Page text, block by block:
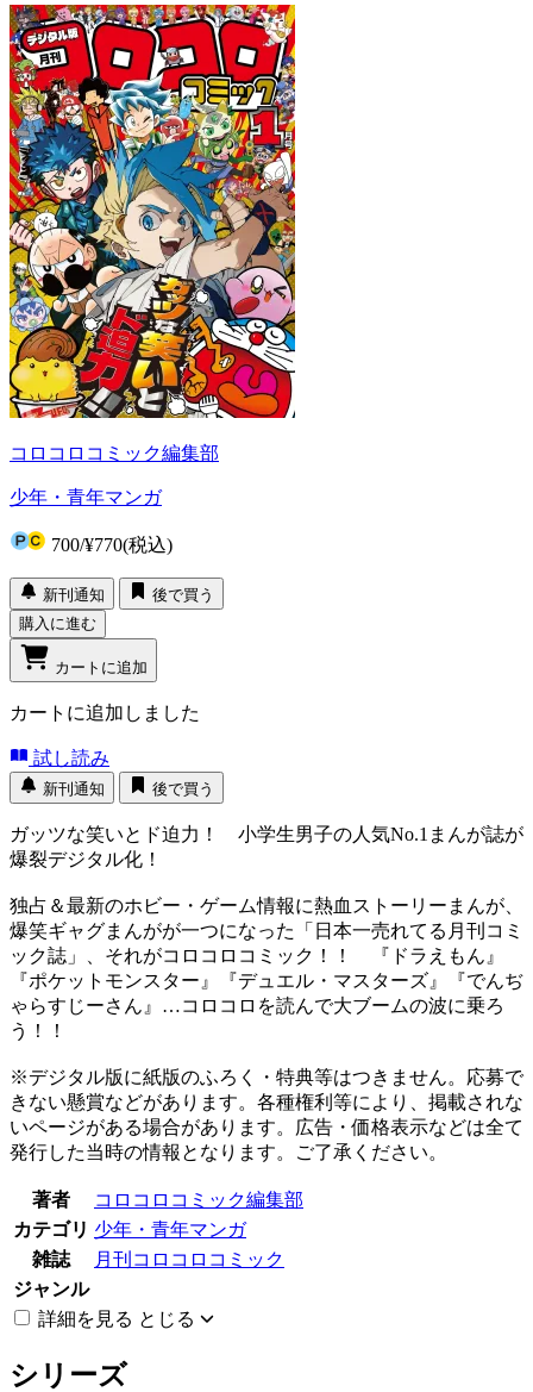
コロコロコミック編集部
少年・青年マンガ
700/¥770(税込)
新刊通知
後で買う
購入に進む
カートに追加
カートに追加しました
試し読み
新刊通知 後で買う
ガッツな笑いとド迫力！ 小学生男子の人気No.1まんが誌が
爆裂デジタル化！
独占＆最新のホビー・ゲーム情報に熱血ストーリーまんが、
爆笑ギャグまんがが一つになった「日本一売れてる月刊コミ
ック誌」、それがコロコロコミック！！ 『ドラえもん』
『ポケットモンスター』『デュエル・マスターズ』『でんぢ
ゃらすじーさん』…コロコロを読んで大ブームの波に乗ろ
う！！
※デジタル版に紙版のふろく・特典等はつきません。応募で
きない懸賞などがあります。各種権利等により、掲載されな
いページがある場合があります。広告・価格表示などは全て
発行した当時の情報となります。ご了承ください。
著者
コロコロコミック編集部
カテゴリ 少年・青年マンガ
雑誌
月刊コロコロコミック
ジャンル
詳細を見る とじる
シリーズ